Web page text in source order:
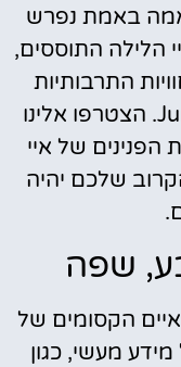
באמת נפרש
הלילה התוססים,
התרבותיות
הייחודיות כמו פסטיבל Junkanoo. הצטרפו אלינו
של איי
שלכם יהיה
שפה
הקסומים של
מעשי, כגון